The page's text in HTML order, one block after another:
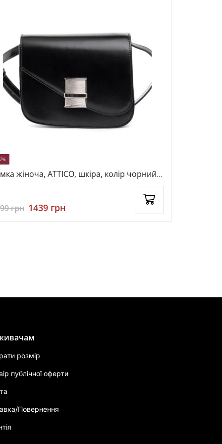
жіноча, ATTICO, шкіра, колір чорний,
грн 1439 грн
розмір
публічної оферти
Повернення